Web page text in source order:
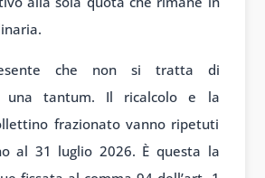
che non si tratta di
una tantum. Il ricalcolo e la
frazionato vanno ripetuti
al 31 luglio 2026. È questa la